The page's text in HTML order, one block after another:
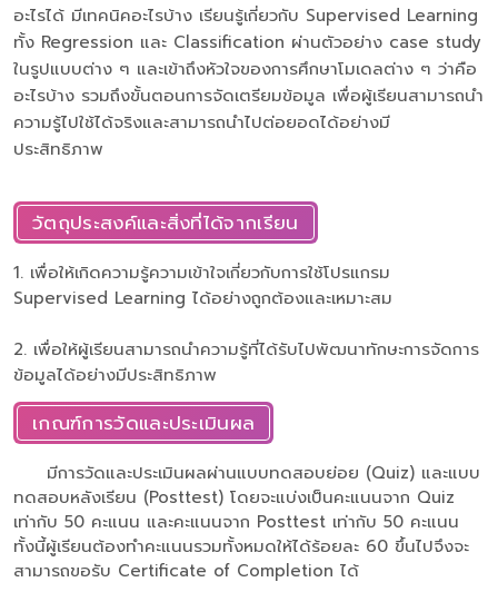
อะไรได้ มีเทคนิคอะไรบ้าง เรียนรู้เกี่ยวกับ Supervised Learning
ทั้ง Regression และ Classification ผ่านตัวอย่าง case study
ในรูปแบบต่าง ๆ และเข้าถึงหัวใจของการศึกษาโมเดลต่าง ๆ ว่าคือ
อะไรบ้าง รวมถึงขั้นตอนการจัดเตรียมข้อมูล เพื่อผู้เรียนสามารถนำ
ความรู้ไปใช้ได้จริงและสามารถนำไปต่อยอดได้อย่างมี
ประสิทธิภาพ
วัตถุประสงค์และสิ่งที่ได้จากเรียน
1. เพื่อให้เกิดความรู้ความเข้าใจเกี่ยวกับการใช้โปรแกรม
Supervised Learning ได้อย่างถูกต้องและเหมาะสม
2. เพื่อให้ผู้เรียนสามารถนำความรู้ที่ได้รับไปพัฒนาทักษะการจัดการ
ข้อมูลได้อย่างมีประสิทธิภาพ
เกณฑ์การวัดและประเมินผล
มีการวัดและประเมินผลผ่านแบบทดสอบย่อย (Quiz) และแบบ
ทดสอบหลังเรียน (Posttest) โดยจะแบ่งเป็นคะแนนจาก Quiz
เท่ากับ 50 คะแนน และคะแนนจาก Posttest เท่ากับ 50 คะแนน
ทั้งนี้ผู้เรียนต้องทำคะแนนรวมทั้งหมดให้ได้ร้อยละ 60 ขึ้นไปจึงจะ
สามารถขอรับ Certificate of Completion ได้